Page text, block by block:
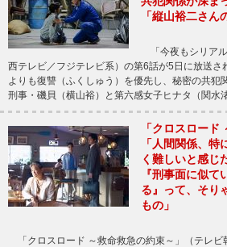
「縦山裕二さん
「今夜もシリア
西テレビ／フジテレビ系）の第6話が5日に放送
よりも復讐（ふくしゅう）を優先し、秘密の共犯
刑事・磯貝（横山裕）と第六感女子ヒナタ（関水
「クロスロード
「人間関係、
く難しいと感じ
『刑事面に似
る』って、そり
もの」
「クロスロード ～救命救急の約束～」（テレビ